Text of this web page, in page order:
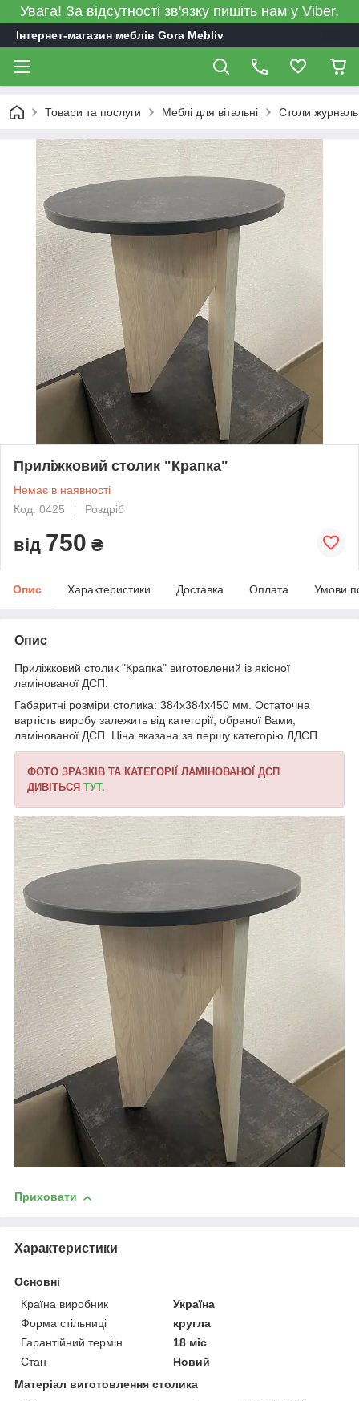
Увага! За відсутності зв'язку пишіть нам у Viber.
Інтернет-магазин меблів Gora Mebliv
Товари та послуги Меблі для вітальні Столи
Приліжковий столик "Крапка"
Немає в наявності
Код: 0425
Роздріб
від 750 ₴
Опис Характеристики Доставка Оплата Умови
Опис
Приліжковий столик "Крапка" виготовлений із якісної
ламінованої ДСП.
Габаритні розміри столика: 384х384х450 мм. Остаточна
вартість виробу залежить від категорії, обраної Вами,
ламінованої ДСП. Ціна вказана за першу категорію ЛДСП.
ФОТО ЗРАЗКІВ ТА КАТЕГОРІЇ ЛАМІНОВАНОЇ ДСП
ДИВІТЬСЯ ТУТ.
Приховати
Характеристики
Основні
Країна виробник
Україна
Форма стільниці
кругла
Гарантійний термін
18 міс
Стан
Новий
Матеріал виготовлення столика